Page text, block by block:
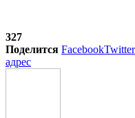
327
Поделится FacebookTwitter
адрес